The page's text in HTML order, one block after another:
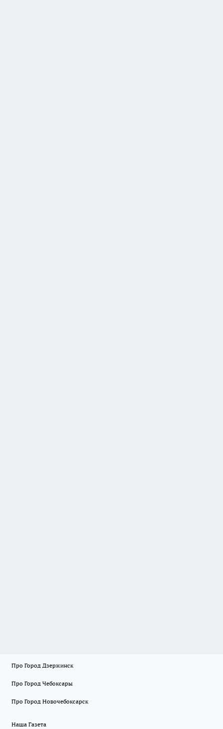
Про Город Дзержинск
Про Город Чебоксары
Про Город Новочебоксарск
Наша Газета